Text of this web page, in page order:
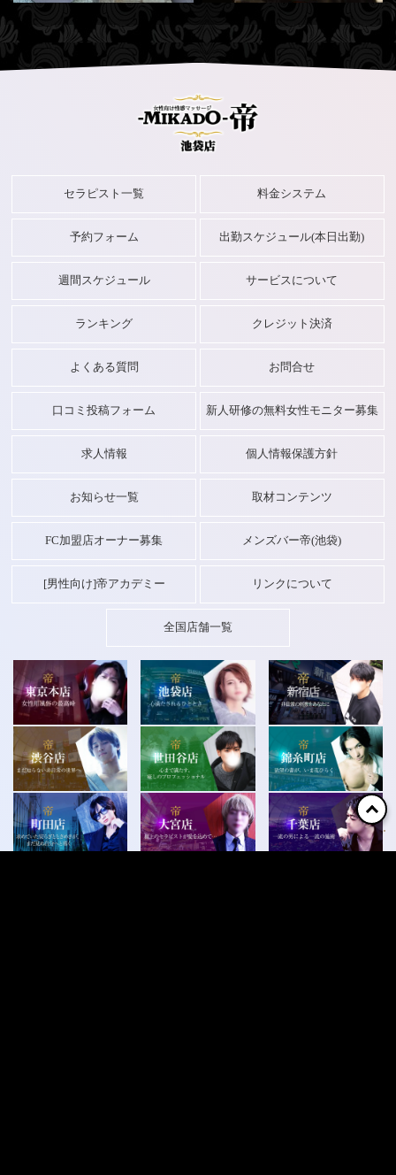
日向 (35)
涼(ryo)(32)
セラピスト一覧 料金システム
予約フォーム 出勤スケジュール(本日出勤)
週間スケジュール サービスについて
ランキング クレジット決済
よくある質問 お問合せ
口コミ投稿フォーム 新人研修の無料女性モニター募集
求人情報 個人情報保護方針
お知らせ一覧 取材コンテンツ
FC加盟店オーナー募集 メンズバー帝(池袋)
[男性向け]帝アカデミー リンクについて
全国店舗一覧